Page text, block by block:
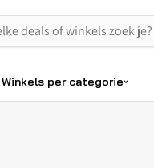
Winkels per categorie